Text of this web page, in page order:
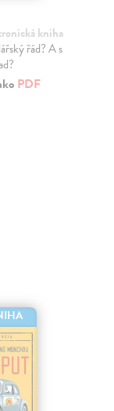
kniha
řád? A s
PDF